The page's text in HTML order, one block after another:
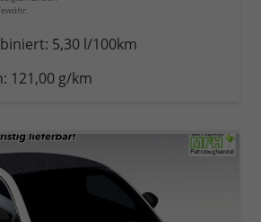
5,30 l/100km
121,00 g/km